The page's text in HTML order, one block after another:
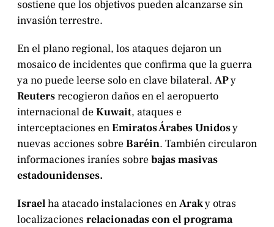
sostiene que los objetivos pueden alcanzarse sin
invasión terrestre.
En el plano regional, los ataques dejaron un
mosaico de incidentes que confirma que la guerra
ya no puede leerse solo en clave bilateral. APy
Reutersrecogieron daños en el aeropuerto
internacional deKuwait, ataques e
interceptaciones enEmiratos Árabes Unidosy
nuevas acciones sobreBaréin. También circularon
informaciones iraníes sobrebajas masivas
estadounidenses.
Israelha atacado instalaciones enAraky otras
localizaciones relacionadas con el programa